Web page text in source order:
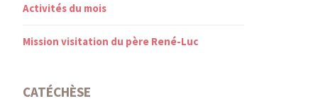
Activités du mois
Mission visitation du père René-Luc
CATÉCHÈSE